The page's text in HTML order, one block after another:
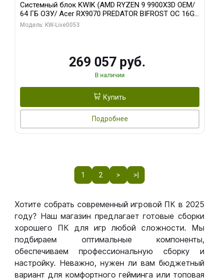
Системный блок KWIK (AMD RYZEN 9 9900X3D OEM/
64 ГБ ОЗУ/ Acer RX9070 PREDATOR BIFROST OC 16GB
GDDR6 256bit 3x/ 1 ТБ SSD)
Модель: KW-Live0053
269 057 руб.
В наличии
Купить
Подробнее
1 2 > >|
Хотите собрать современный игровой ПК в 2025
году? Наш магазин предлагает готовые сборки
хорошего ПК для игр любой сложности. Мы
подбираем оптимальные компоненты,
обеспечиваем профессиональную сборку и
настройку. Неважно, нужен ли вам бюджетный
вариант для комфортного гейминга или топовая